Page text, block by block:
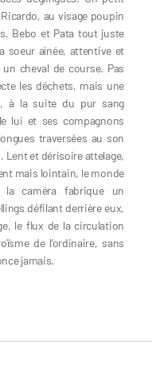
au visage poupin
Bebo et Pata tout juste
soeur aînée, attentive et
cheval de course. Pas
les déchets, mais une
à la suite du pur sang
lui et ses compagnons
traversées au son
et dérisoire attelage,
mais lointain, le monde
caméra fabrique un
défilant derrière eux,
le flux de la circulation
de l’ordinaire, sans
jamais.